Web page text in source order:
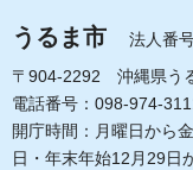
うるま市
法人番
〒904-2292 沖縄県う
電話番号：098-974-
開庁時間：月曜日から
日・年末年始12月29日